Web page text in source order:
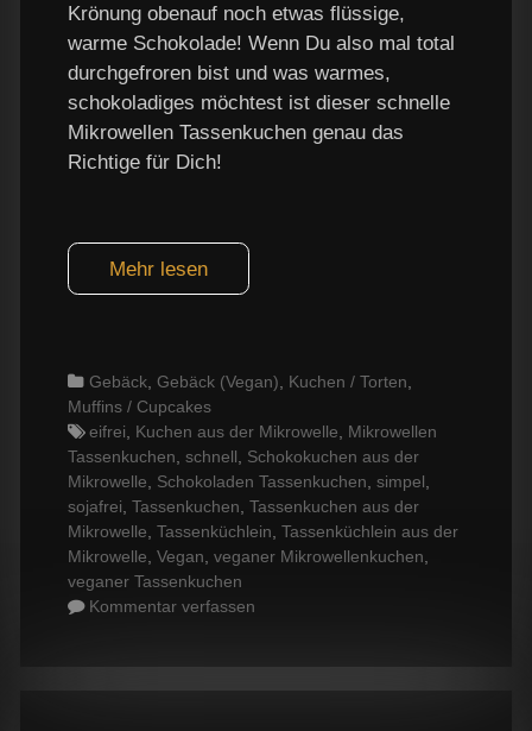
Krönung obenauf noch etwas flüssige,
warme Schokolade! Wenn Du also mal total
durchgefroren bist und was warmes,
schokoladiges möchtest ist dieser schnelle
Mikrowellen Tassenkuchen genau das
Richtige für Dich!
Mehr lesen
Categories
Gebäck Gebäck (Vegan) Kuchen / Torten
Muffins / Cupcakes
Tags
eifrei Kuchen aus der Mikrowelle
Mikrowellen
Tassenkuchen schnell
Schokokuchen aus der
Mikrowelle
Schokoladen Tassenkuchen simpel
sojafrei Tassenkuchen Tassenkuchen aus der
Mikrowelle Tassenküchlein Tassenküchlein aus der
Mikrowelle Vegan veganer Mikrowellenkuchen
veganer Tassenkuchen
Kommentar verfassen